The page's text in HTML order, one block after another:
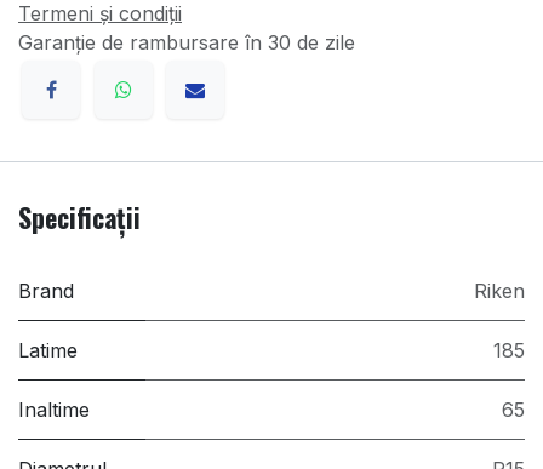
Termeni și condiții
Garanție de rambursare în 30 de zile
Specificații
Brand Riken
Latime 185
Inaltime 65